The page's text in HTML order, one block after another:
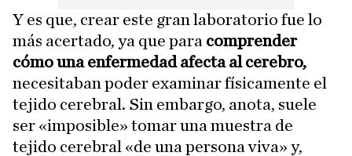
Y es que, crear este gran laboratorio fue lo
más acertado, ya que para comprender
cómo una enfermedad afecta al cerebro,
necesitaban poder examinar físicamente el
tejido cerebral. Sin embargo, anota, suele
ser «imposible» tomar una muestra de
tejido cerebral «de una persona viva» y,